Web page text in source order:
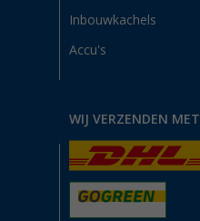
Inbouwkachels
Accu's
WIJ VERZENDEN MET